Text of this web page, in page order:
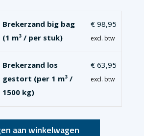
€ 98,95
Brekerzand big bag
(1 m³ / per stuk)
€ 98,95
excl. btw
Brekerzand los
gestort (per 1 m³ /
1500 kg)
€ 63,95
excl. btw
aan winkelwagen